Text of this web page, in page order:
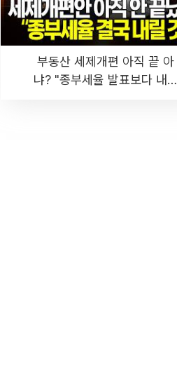
부동산 세제개편 아직 끝 아
냐? "종부세율 발표보다 내릴